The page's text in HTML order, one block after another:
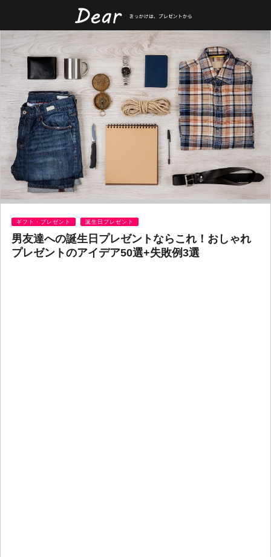
ギフト・プレゼント 誕生日プレゼント
男友達への誕生日プレゼントならこれ！おしゃれ
プレゼントのアイデア50選+失敗例3選